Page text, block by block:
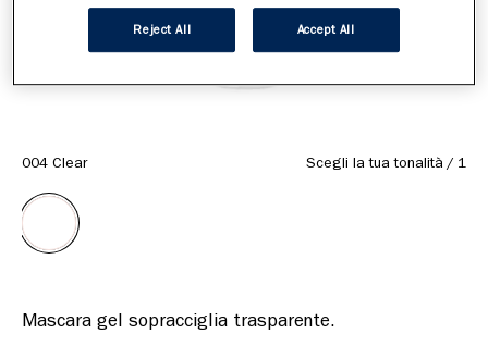
004 Clear Scegli la tua tonalità / 1
Mascara gel sopracciglia trasparente.
Reject All Accept All